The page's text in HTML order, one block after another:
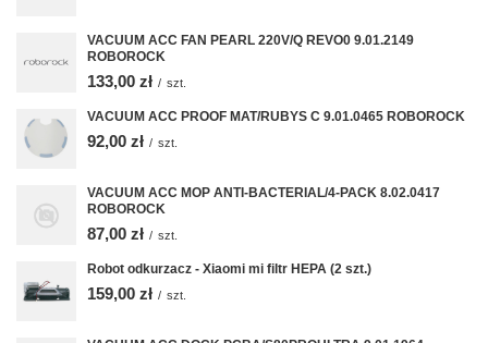
VACUUM ACC FAN PEARL 220V/Q REVO0 9.01.2149
ROBOROCK
133,00 zł / szt.
VACUUM ACC PROOF MAT/RUBYS C 9.01.0465 ROBOROCK
92,00 zł / szt.
VACUUM ACC MOP ANTI-BACTERIAL/4-PACK 8.02.0417
ROBOROCK
87,00 zł / szt.
Robot odkurzacz - Xiaomi mi filtr HEPA (2 szt.)
159,00 zł / szt.